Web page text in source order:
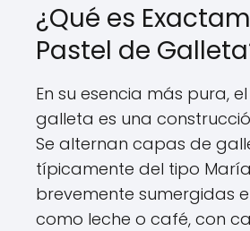
¿Qué es
Pastel de
En su esencia más pura,
galleta es una
Se alternan capas de
típicamente del tipo
brevemente sumergidas
como leche o café, con